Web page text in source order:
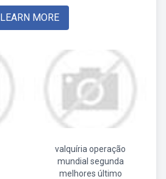
LEARN MORE
valquíria operação
mundial segunda
melhores último